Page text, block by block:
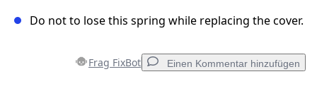
Do not to lose this spring while replacing the cover.
Frag FixBot Einen Kommentar hinzufügen